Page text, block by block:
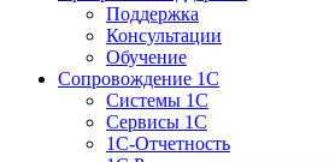
Поддержка
Консультации
Обучение
Сопровождение 1С
Системы 1С
Сервисы 1С
1C-Отчетность